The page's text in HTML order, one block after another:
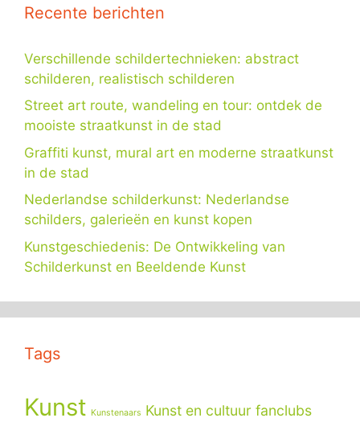
Recente berichten
Verschillende schildertechnieken: abstract
schilderen, realistisch schilderen
Street art route, wandeling en tour: ontdek de
mooiste straatkunst in de stad
Graffiti kunst, mural art en moderne straatkunst
in de stad
Nederlandse schilderkunst: Nederlandse
schilders, galerieën en kunst kopen
Kunstgeschiedenis: De Ontwikkeling van
Schilderkunst en Beeldende Kunst
Tags
Kunst Kunstenaars Kunst en cultuur fanclubs